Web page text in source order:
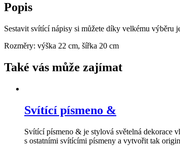
Popis
Sestavit svítící nápisy si můžete díky velkému výběru
Rozměry: výška 22 cm, šířka 20 cm
Také vás může zajímat
Svítící písmeno &
Svítící písmeno & je stylová světelná dekorace
s ostatními svítícími písmeny a vytvořit tak